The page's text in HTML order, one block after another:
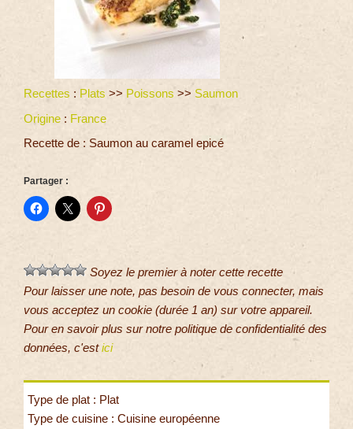
Recettes : Plats >> Poissons >> Saumon
Origine : France
Recette de : Saumon au caramel epicé
Partager :
Soyez le premier à noter cette recette
Pour laisser une note, pas besoin de vous connecter, mais
vous acceptez un cookie (durée 1 an) sur votre appareil.
Pour en savoir plus sur notre politique de confidentialité des
données, c'estici
Type de plat : Plat
Type de cuisine : Cuisine européenne